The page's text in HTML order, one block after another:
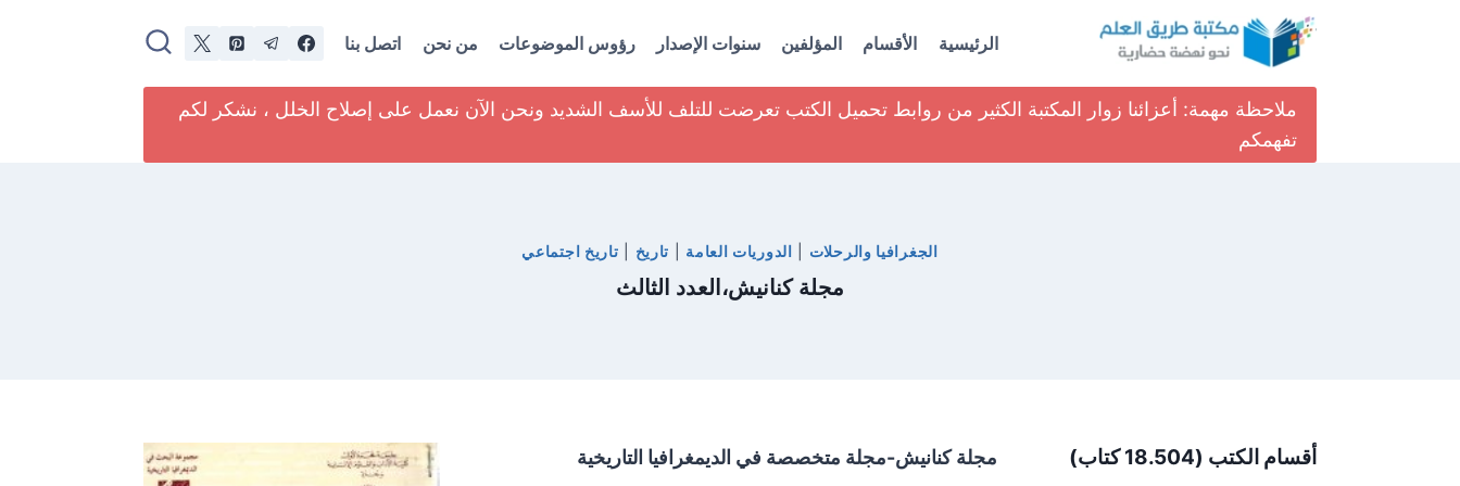
الرئيسية الأقسام المؤلفين سنوات الإصدار رؤوس الموضوعات من نحن اتصل بنا
ملاحظة مهمة: أعزائنا زوار المكتبة الكثير من روابط تحميل الكتب تعرضت للتلف للأسف الشديد ونحن الآن نعمل على إصلاح الخلل ، نشكر لكم
تفهمكم
الجغرافيا والرحلات الدوريات العامة تاريخ تاريخ اجتماعي
مجلة كنانيش،العدد الثالث
مجلة كنانيش-مجلة متخصصة في الديمغرافيا التاريخية أقسام الكتب (18.504 كتاب)